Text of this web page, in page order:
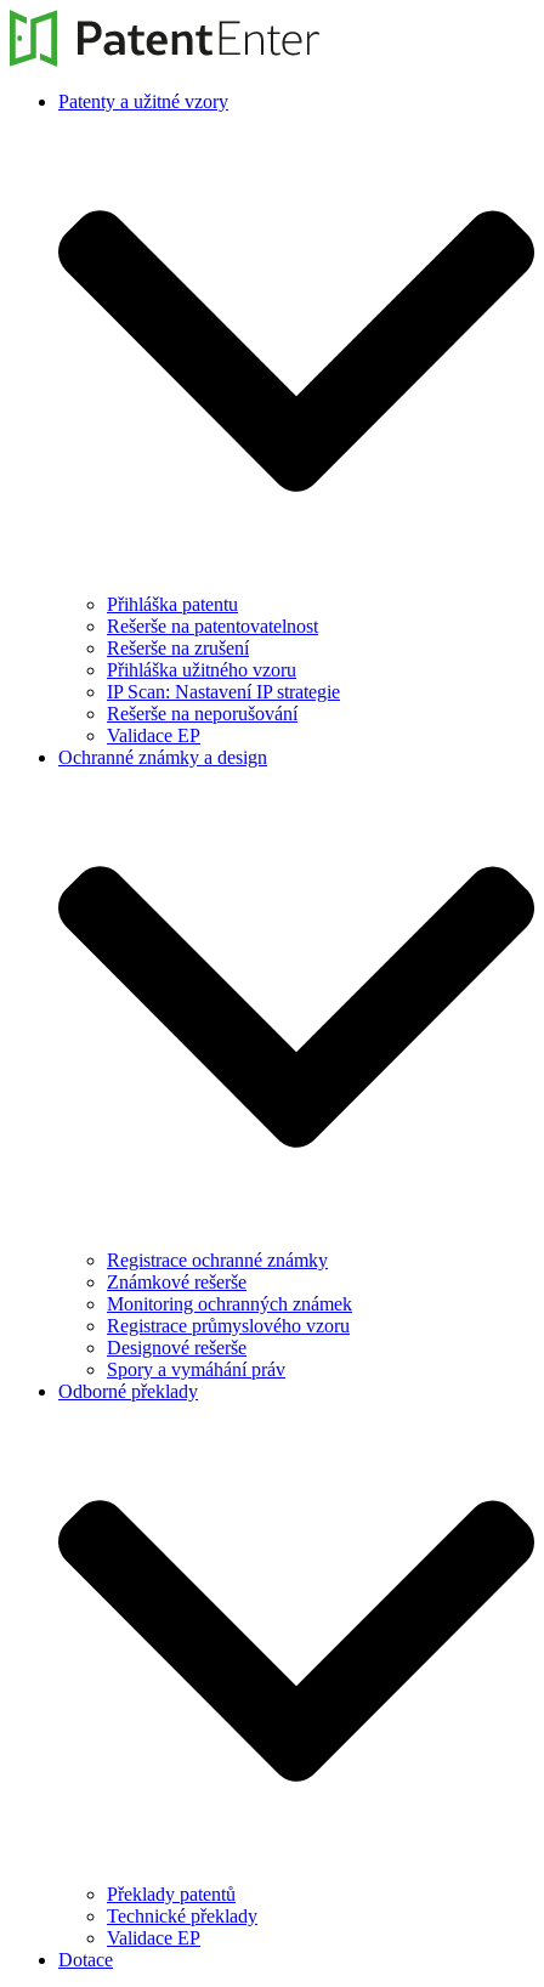
Patenty a užitné vzory
Přihláška patentu
Rešerše na patentovatelnost
Rešerše na zrušení
Přihláška užitného vzoru
IP Scan: Nastavení IP strategie
Rešerše na neporušování
Validace EP
Ochranné známky a design
Registrace ochranné známky
Známkové rešerše
Monitoring ochranných známek
Registrace průmyslového vzoru
Designové rešerše
Spory a vymáhání práv
Odborné překlady
Překlady patentů
Technické překlady
Validace EP
Dotace